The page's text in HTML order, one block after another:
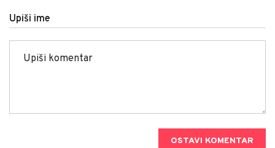
Upiši ime
OSTAVI KOMENTAR